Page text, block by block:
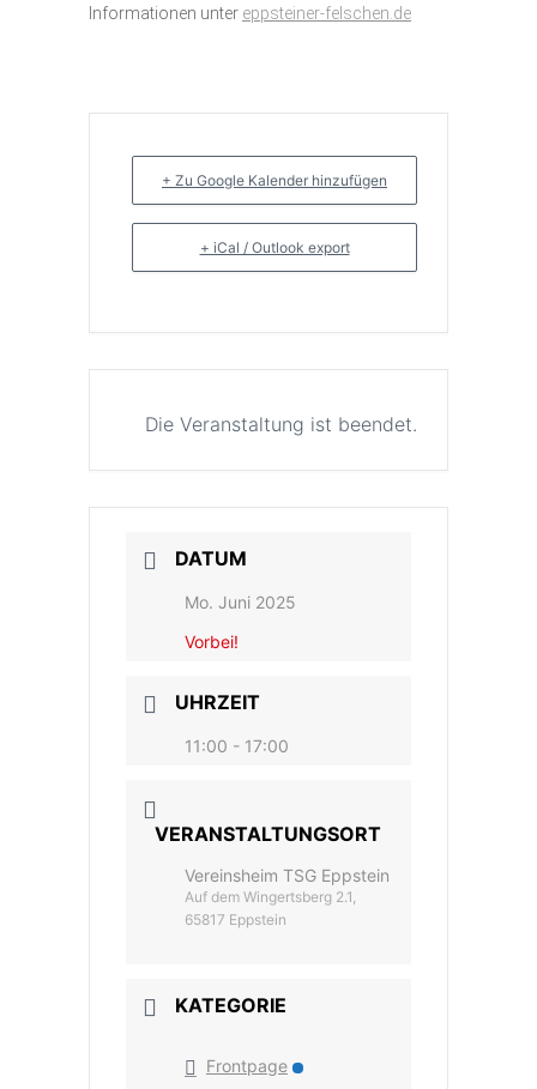
Informationen unter eppsteiner-felschen.de
+ Zu Google Kalender hinzufügen
+ iCal / Outlook export
Die Veranstaltung ist beendet.
DATUM
Mo. Juni 2025
Vorbei!
UHRZEIT
11:00 - 17:00
VERANSTALTUNGSORT
Vereinsheim TSG Eppstein
Auf dem Wingertsberg 2.1,
65817 Eppstein
KATEGORIE
Frontpage